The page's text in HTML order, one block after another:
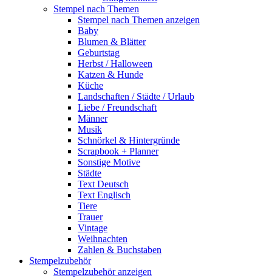
Stempel nach Themen
Stempel nach Themen anzeigen
Baby
Blumen & Blätter
Geburtstag
Herbst / Halloween
Katzen & Hunde
Küche
Landschaften / Städte / Urlaub
Liebe / Freundschaft
Männer
Musik
Schnörkel & Hintergründe
Scrapbook + Planner
Sonstige Motive
Städte
Text Deutsch
Text Englisch
Tiere
Trauer
Vintage
Weihnachten
Zahlen & Buchstaben
Stempelzubehör
Stempelzubehör anzeigen